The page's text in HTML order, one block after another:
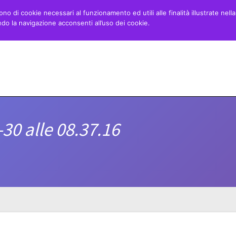
Home Minibasket
alle 08.37.16
di cookie necessari al funzionamento ed utili alle finalità illustrate nella
la navigazione acconsenti all’uso dei cookie.